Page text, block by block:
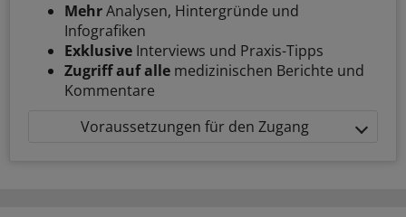
MehrAnalysen, Hintergründe und
Infografiken
Exklusive Interviews und Praxis-Tipps
Zugriff auf alle medizinischen Berichte und
Kommentare
Voraussetzungen für den Zugang